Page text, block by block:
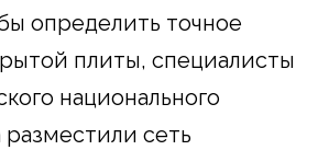
определить точное
плиты, специалисты
национального
сеть